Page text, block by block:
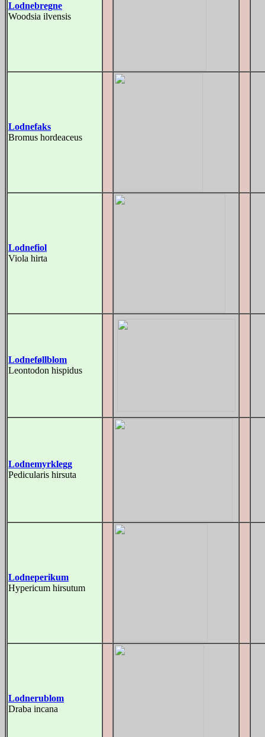
Lodnebregne
Woodsia ilvensis
Lodnefaks
Bromus hordeaceus
Lodnefiol
Viola hirta
Lodneføllblom
Leontodon hispidus
Lodnemyrklegg
Pedicularis hirsuta
Lodneperikum
Hypericum hirsutum
Lodnerublom
Draba incana